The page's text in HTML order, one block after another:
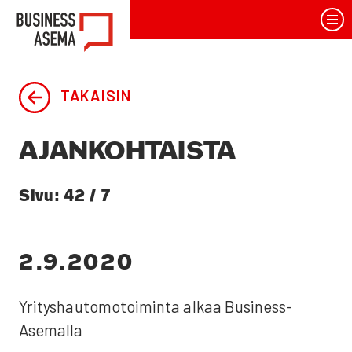
TAKAISIN
AJAN­KOH­TAIS­TA
Sivu: 42 / 7
JUL­KAIS­TU
2.9.2020
Yri­tys­hau­to­mo­toi­min­ta alkaa Business­
Asemalla